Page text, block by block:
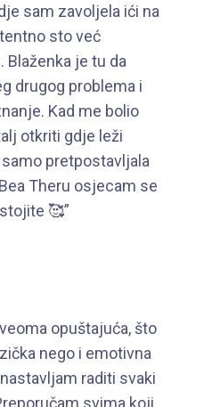
sam zavoljela ići na
sto već
Blaženka je tu da
drugog problema i
Kad me bolio
otkriti gdje leži
pretpostavljala
Theru osjecam se
🥰”
opuštajuća, što
nego i emotivna
raditi svaki
svima koji